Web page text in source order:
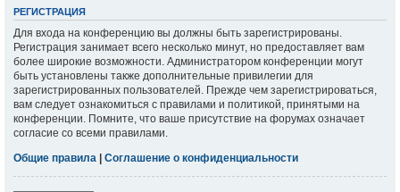
РЕГИСТРАЦИЯ
Для входа на конференцию вы должны быть зарегистрированы.
Регистрация занимает всего несколько минут, но предоставляет вам
более широкие возможности. Администратором конференции могут
быть установлены также дополнительные привилегии для
зарегистрированных пользователей. Прежде чем зарегистрироваться,
вам следует ознакомиться с правилами и политикой, принятыми на
конференции. Помните, что ваше присутствие на форумах означает
согласие со всеми правилами.
Общие правила | Соглашение о конфиденциальности